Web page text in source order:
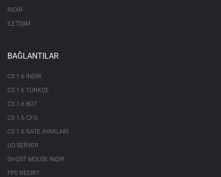
İNDİR
İLETİŞİM
BAĞLANTILAR
CS 1.6 INDIR
CS 1.6 TÜRKÇE
CS 1.6 BOT
CS 1.6 CFG
CS 1.6 RATE AYARLARI
UO SERVER
GHOST MOUSE INDIR
FPS NEDIR?